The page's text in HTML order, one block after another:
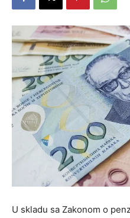
U skladu sa Zakonom o